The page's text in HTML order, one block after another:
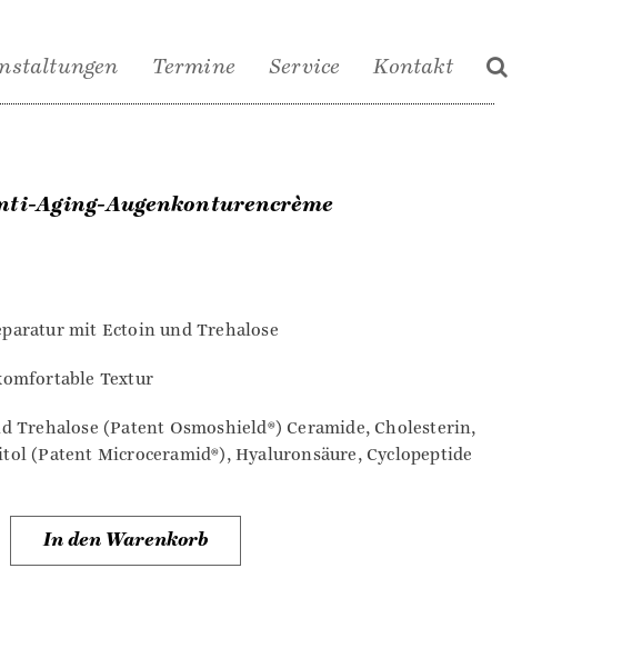
Termine Service Kontakt
Aging-Augenkonturencrème
mit Ectoin und Trehalose
Textur
Trehalose (Patent Osmoshield®) Ceramide, Cholesterin,
(Patent Microceramid®), Hyaluronsäure, Cyclopeptide
In den Warenkorb